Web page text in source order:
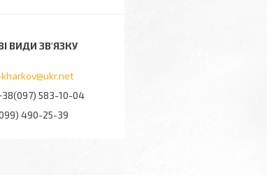
583-10-04
490-25-39